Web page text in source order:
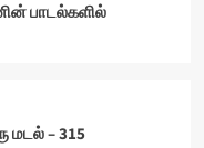
பாடல்களில்
மடல் – 315